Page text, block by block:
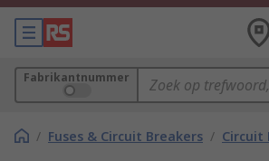
Fabrikantnummer
/ Fuses & Circuit Breakers / Circuit